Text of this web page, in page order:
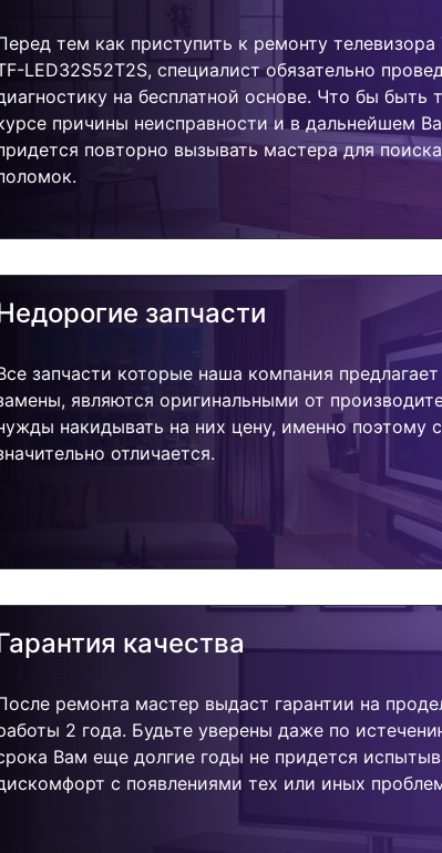
тем как приступить к ремонту телевизора
LED32S52T2S, специалист обязательно
на бесплатной основе. Что бы быть
причины неисправности и в дальнейшем
повторно вызывать мастера для
запчасти
запчасти которые наша компания предлагает
являются оригинальными от
накидывать на них цену, именно поэтому
отличается.
качества
ремонта мастер выдаст гарантии на
2 года. Будьте уверены даже по
Вам еще долгие годы не придется
с появлениями тех или иных